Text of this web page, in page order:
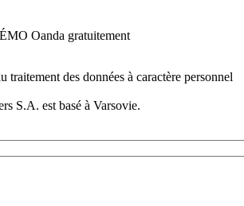
Oanda gratuitement
traitement des données à caractère personnel
S.A. est basé à Varsovie.